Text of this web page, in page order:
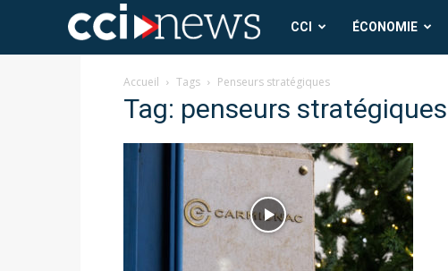
CCI
News
CCI ÉCONOMIE
Accueil Tags Penseurs stratégiques
Tag: penseurs stratégiques